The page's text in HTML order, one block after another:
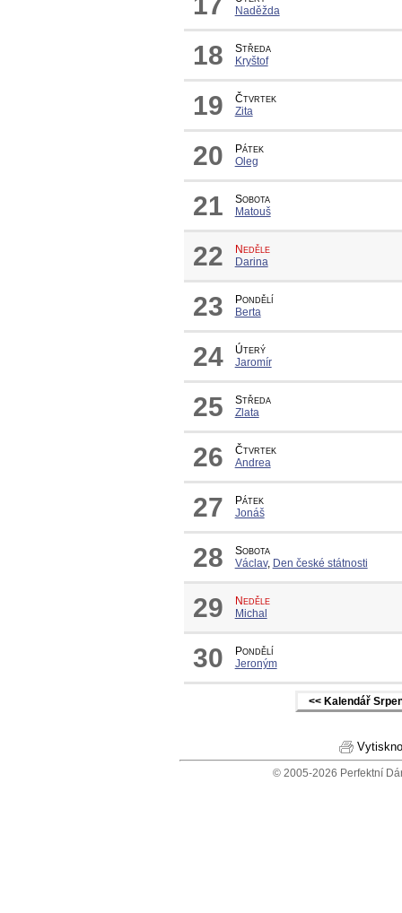
Naděžda
18
Středa
Kryštof
19
Čtvrtek
Zita
20
Pátek
Oleg
21
Sobota
Matouš
22
Neděle
Darina
23
Pondělí
Berta
24
Úterý
Jaromír
25
Středa
Zlata
26
Čtvrtek
Andrea
27
Pátek
Jonáš
28
Sobota
Václav, Den české státnosti
29
Neděle
Michal
30
Pondělí
Jeroným
<< Kalendář
© 2005-2026 Perfektní